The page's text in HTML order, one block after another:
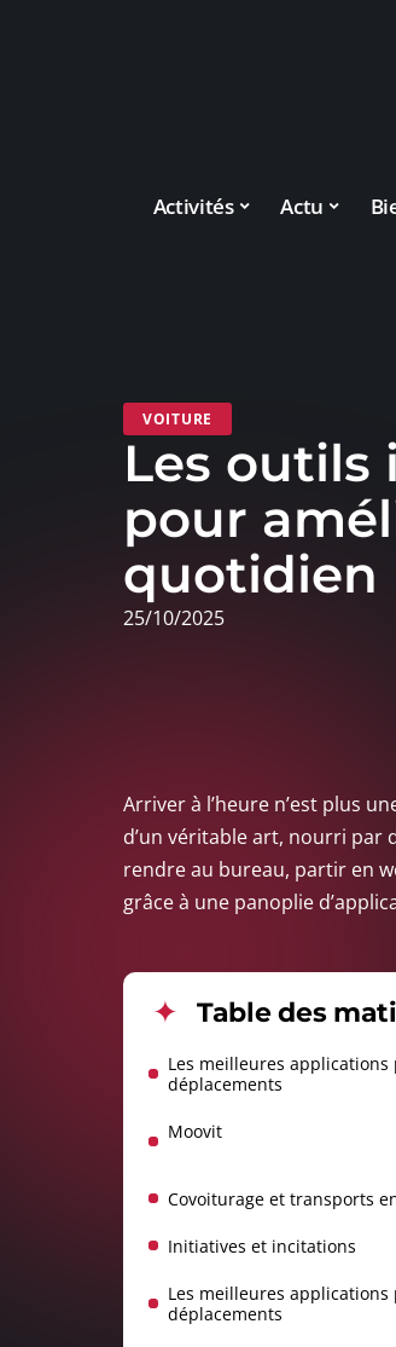
Activités Actu
VOITURE
Les
pour
quotidien
25/10/2025
Arriver à l’heure n’est plus
d’un véritable art, nourri par
rendre au bureau, partir en
grâce à une panoplie
Table des
Les meilleures
déplacements
Moovit
Covoiturage et transports
Initiatives et incitations
Les meilleures
déplacements